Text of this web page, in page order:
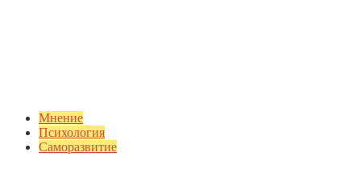
Мнение
Психология
Саморазвитие